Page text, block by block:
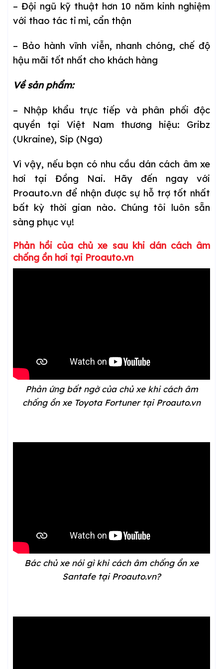
– Đội ngũ kỹ thuật hơn 10 năm kinh nghiệm
với thao tác tỉ mỉ, cẩn thận
– Bảo hành vĩnh viễn, nhanh chóng, chế độ
hậu mãi tốt nhất cho khách hàng
Về sản phẩm:
– Nhập khẩu trực tiếp và phân phối độc
quyền tại Việt Nam thương hiệu: Gribz
(Ukraine), Sip (Nga)
Vì vậy, nếu bạn có nhu cầu dán cách âm xe
hơi tại Đồng Nai. Hãy đến ngay với
Proauto.vn để nhận được sự hỗ trợ tốt nhất
bất kỳ thời gian nào. Chúng tôi luôn sẵn
sàng phục vụ!
Phản hồi của chủ xe sau khi dán cách âm
chống ồn hơi tại Proauto.vn
Phản ứng bất ngờ của chủ xe khi cách âm
chống ồn xe Toyota Fortuner tại Proauto.vn
Bác chủ xe nói gì khi cách âm chống ồn xe
Santafe tại Proauto.vn?